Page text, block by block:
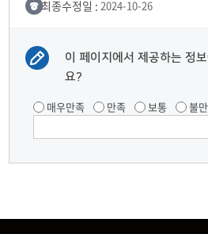
최종수정일 : 2024-10-26
이 페이지에서 제공하는 정
요?
매우만족 만족 보통 불